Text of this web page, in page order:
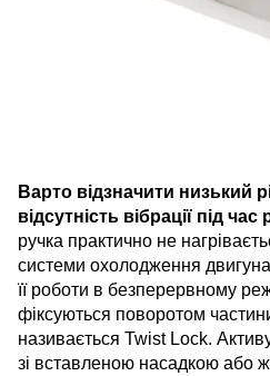
Варто відзначити низький
відсутність вібрації під
ручка практично не
системи охолодження
її роботи в безперервному
фіксуються поворотом
називається Twist Lock.
зі вставленою насадкою або